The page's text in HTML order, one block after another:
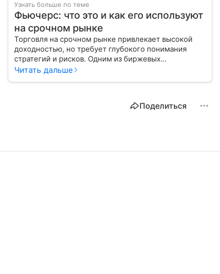
Узнать больше по теме
Фьючерс: что это и как его используют
на срочном рынке
Торговля на срочном рынке привлекает высокой
доходностью, но требует глубокого понимания
стратегий и рисков. Одним из биржевых
инструментов для краткосрочных инвестиций
Читать дальше
Поделиться